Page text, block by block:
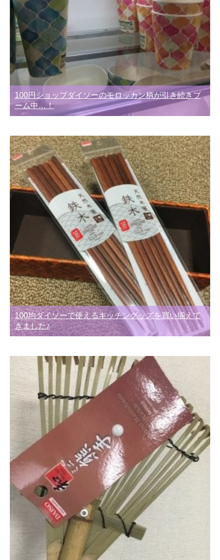
100円ショップダイソーのモロッカン柄が引き続きブ
ーム中…！
100均ダイソーで使えるキッチングッズを買い揃えて
きました♪